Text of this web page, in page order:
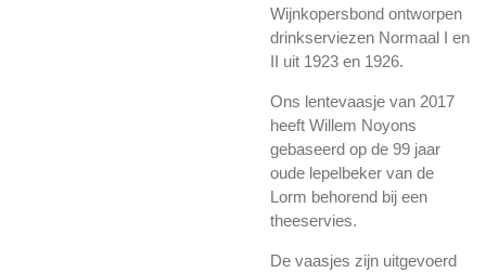
Wijnkopersbond ontworpen
drinkserviezen Normaal I en
II uit 1923 en 1926.
Ons lentevaasje van 2017
heeft Willem Noyons
gebaseerd op de 99 jaar
oude lepelbeker van de
Lorm behorend bij een
theeservies.
De vaasjes zijn uitgevoerd